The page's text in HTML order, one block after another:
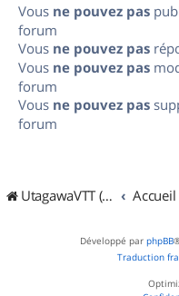
Vous ne pouvez pas
forum
Vous ne pouvez pas
Vous ne pouvez pas
forum
Vous ne pouvez pas
forum
UtagawaVTT (Randos VTT et VTTAE avec traces GPS)
Développé par phpBB
Traduction